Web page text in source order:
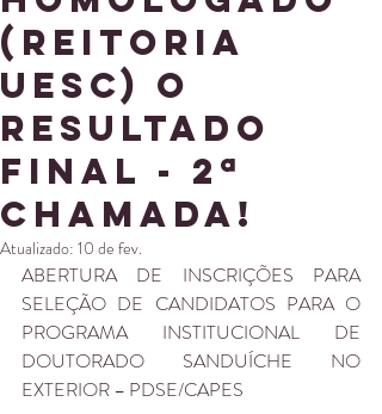
(Reitoria
UESC) o
resultado
final - 2ª
chamada!
Atualizado: 10 de fev.
ABERTURA DE INSCRIÇÕES PARA
SELEÇÃO DE CANDIDATOS PARA O
PROGRAMA INSTITUCIONAL DE
DOUTORADO SANDUÍCHE NO
EXTERIOR – PDSE/CAPES